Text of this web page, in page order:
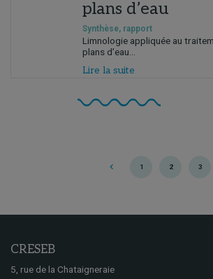
plans d’eau
Synthèse, rapport
Limnologie appliquée au
plans d’eau...
Lire la suite
1 2 3
CRESEB
5, rue de la Chataigneraie